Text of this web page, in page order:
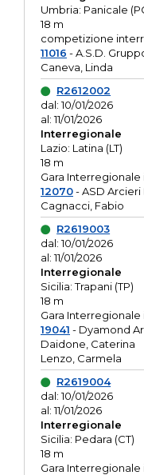
Umbria: Panicale
18 m
competizione
11016 - A.S.D.
Caneva, Linda
R2612002
dal: 10/01/2026
al: 11/01/2026
Interregionale
Lazio: Latina (LT)
18 m
Gara
12070- ASD Arcieri
Cagnacci, Fabio
R2619003
dal: 10/01/2026
al: 11/01/2026
Interregionale
Sicilia: Trapani (TP)
18 m
Gara
19041 - Dyamond
Daidone, Caterina
Lenzo, Carmela
R2619004
dal: 10/01/2026
al: 11/01/2026
Interregionale
Sicilia: Pedara (CT)
18 m
Gara